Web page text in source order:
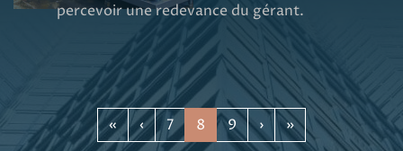
percevoir une redevance du gérant.
« ‹ 7 8 9 › »